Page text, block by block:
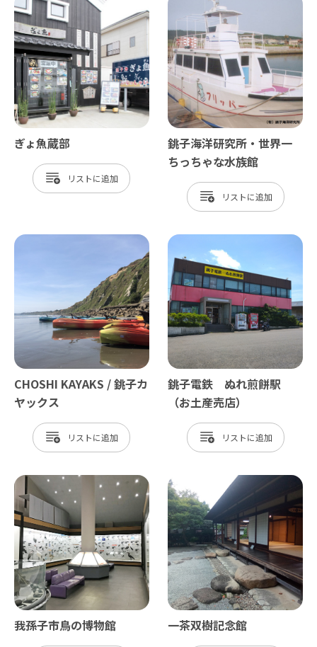
ぎょ魚蔵部
リスト
銚子海洋研究所・世界一
ちっちゃな水族館
リスト
CHOSHI KAYAKS / 銚子カ
ヤックス
リスト
銚子電鉄 ぬれ煎餅駅
（お土産売店）
リスト
我孫子市鳥の博物館 一茶双樹記念館